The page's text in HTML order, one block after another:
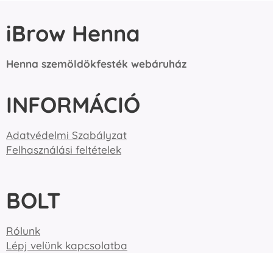
iBrow Henna
Henna szemöldökfesték webáruház
INFORMÁCIÓ
Adatvédelmi Szabályzat
Felhasználási feltételek
BOLT
Rólunk
Lépj velünk kapcsolatba